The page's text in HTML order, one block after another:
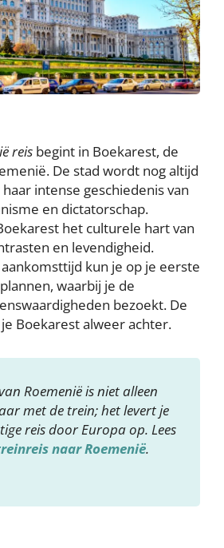
reis begint in Boekarest, de
De stad wordt nog altijd
intense geschiedenis van
en dictatorschap.
het culturele hart van
en levendigheid.
kun je op je eerste
waarbij je de
bezoekt. De
Boekarest alweer achter.
Roemenië is niet alleen
met de trein; het levert je
reis door Europa op. Lees
naar Roemenië.